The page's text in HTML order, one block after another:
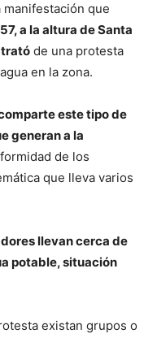
que
a la altura de Santa
trató de una protesta
en la zona.
este tipo de
generan a la
de los
que lleva varios
llevan cerca de
potable, situación
existan grupos o